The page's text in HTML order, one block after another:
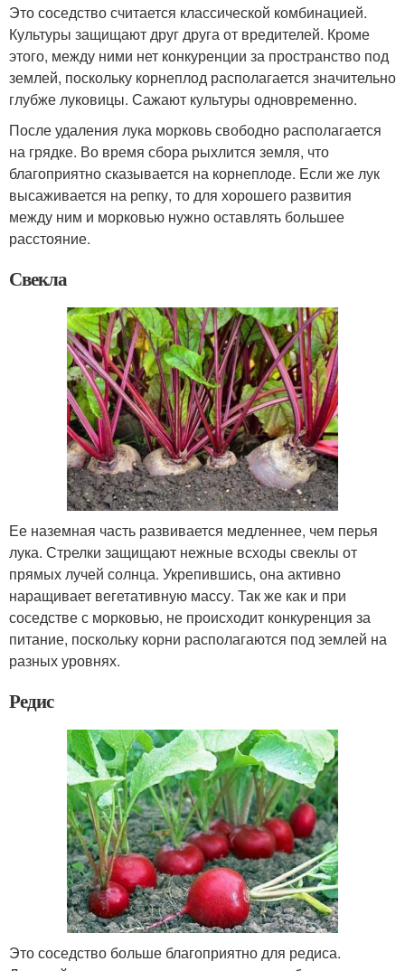
Это соседство считается классической комбинацией.
Культуры защищают друг друга от вредителей. Кроме
этого, между ними нет конкуренции за пространство под
землей, поскольку корнеплод располагается значительно
глубже луковицы. Сажают культуры одновременно.
После удаления лука морковь свободно располагается
на грядке. Во время сбора рыхлится земля, что
благоприятно сказывается на корнеплоде. Если же лук
высаживается на репку, то для хорошего развития
между ним и морковью нужно оставлять большее
расстояние.
Свекла
Ее наземная часть развивается медленнее, чем перья
лука. Стрелки защищают нежные всходы свеклы от
прямых лучей солнца. Укрепившись, она активно
наращивает вегетативную массу. Так же как и при
соседстве с морковью, не происходит конкуренция за
питание, поскольку корни располагаются под землей на
разных уровнях.
Редис
Это соседство больше благоприятно для редиса.